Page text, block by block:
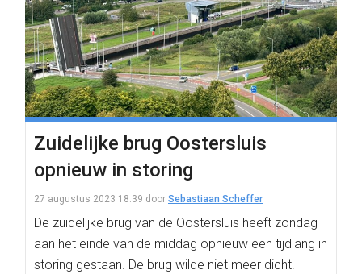
Zuidelijke brug Oostersluis
opnieuw in storing
27 augustus 2023 18:39 door Sebastiaan Scheffer
De zuidelijke brug van de Oostersluis heeft zondag
aan het einde van de middag opnieuw een tijdlang in
storing gestaan. De brug wilde niet meer dicht.